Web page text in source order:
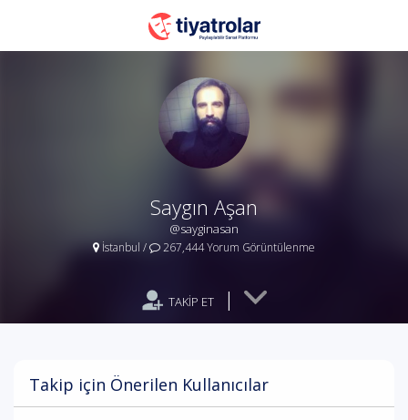
Saygın Aşan
@sayginasan
İstanbul / 267,444 Yorum Görüntülenme
TAKİP ET |
Takip için Önerilen Kullanıcılar